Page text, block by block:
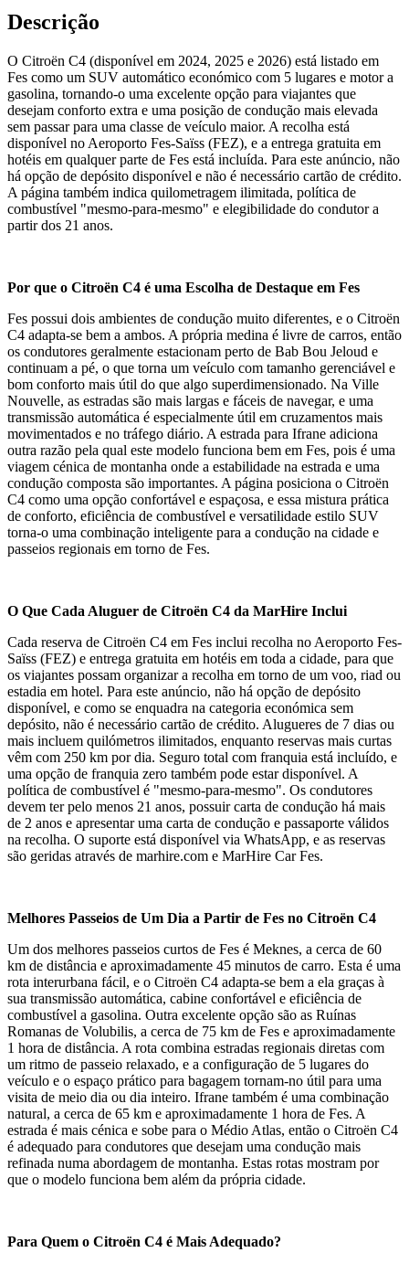
Descrição
O Citroën C4 (disponível em 2024, 2025 e 2026) está listado em
Fes como um SUV automático económico com 5 lugares e motor a
gasolina, tornando-o uma excelente opção para viajantes que
desejam conforto extra e uma posição de condução mais elevada
sem passar para uma classe de veículo maior. A recolha está
disponível no Aeroporto Fes-Saïss (FEZ), e a entrega gratuita em
hotéis em qualquer parte de Fes está incluída. Para este anúncio, não
há opção de depósito disponível e não é necessário cartão de crédito.
A página também indica quilometragem ilimitada, política de
combustível "mesmo-para-mesmo" e elegibilidade do condutor a
partir dos 21 anos.
Por que o Citroën C4 é uma Escolha de Destaque em Fes
Fes possui dois ambientes de condução muito diferentes, e o Citroën
C4 adapta-se bem a ambos. A própria medina é livre de carros, então
os condutores geralmente estacionam perto de Bab Bou Jeloud e
continuam a pé, o que torna um veículo com tamanho gerenciável e
bom conforto mais útil do que algo superdimensionado. Na Ville
Nouvelle, as estradas são mais largas e fáceis de navegar, e uma
transmissão automática é especialmente útil em cruzamentos mais
movimentados e no tráfego diário. A estrada para Ifrane adiciona
outra razão pela qual este modelo funciona bem em Fes, pois é uma
viagem cénica de montanha onde a estabilidade na estrada e uma
condução composta são importantes. A página posiciona o Citroën
C4 como uma opção confortável e espaçosa, e essa mistura prática
de conforto, eficiência de combustível e versatilidade estilo SUV
torna-o uma combinação inteligente para a condução na cidade e
passeios regionais em torno de Fes.
O Que Cada Aluguer de Citroën C4 da MarHire Inclui
Cada reserva de Citroën C4 em Fes inclui recolha no Aeroporto Fes-
Saïss (FEZ) e entrega gratuita em hotéis em toda a cidade, para que
os viajantes possam organizar a recolha em torno de um voo, riad ou
estadia em hotel. Para este anúncio, não há opção de depósito
disponível, e como se enquadra na categoria económica sem
depósito, não é necessário cartão de crédito. Alugueres de 7 dias ou
mais incluem quilómetros ilimitados, enquanto reservas mais curtas
vêm com 250 km por dia. Seguro total com franquia está incluído, e
uma opção de franquia zero também pode estar disponível. A
política de combustível é "mesmo-para-mesmo". Os condutores
devem ter pelo menos 21 anos, possuir carta de condução há mais
de 2 anos e apresentar uma carta de condução e passaporte válidos
na recolha. O suporte está disponível via WhatsApp, e as reservas
são geridas através de marhire.com e MarHire Car Fes.
Melhores Passeios de Um Dia a Partir de Fes no Citroën C4
Um dos melhores passeios curtos de Fes é Meknes, a cerca de 60
km de distância e aproximadamente 45 minutos de carro. Esta é uma
rota interurbana fácil, e o Citroën C4 adapta-se bem a ela graças à
sua transmissão automática, cabine confortável e eficiência de
combustível a gasolina. Outra excelente opção são as Ruínas
Romanas de Volubilis, a cerca de 75 km de Fes e aproximadamente
1 hora de distância. A rota combina estradas regionais diretas com
um ritmo de passeio relaxado, e a configuração de 5 lugares do
veículo e o espaço prático para bagagem tornam-no útil para uma
visita de meio dia ou dia inteiro. Ifrane também é uma combinação
natural, a cerca de 65 km e aproximadamente 1 hora de Fes. A
estrada é mais cénica e sobe para o Médio Atlas, então o Citroën C4
é adequado para condutores que desejam uma condução mais
refinada numa abordagem de montanha. Estas rotas mostram por
que o modelo funciona bem além da própria cidade.
Para Quem o Citroën C4 é Mais Adequado?